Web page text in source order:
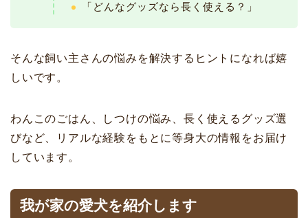
「どんなグッズなら長く使える？」
そんな飼い主さんの悩みを解決するヒントになれば嬉
しいです。
わんこのごはん、しつけの悩み、長く使えるグッズ選
びなど、リアルな経験をもとに等身大の情報をお届け
しています。
我が家の愛犬を紹介します